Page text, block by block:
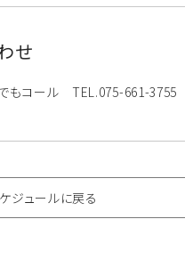
せ
もコール TEL.075-661-3755
ジュールに戻る